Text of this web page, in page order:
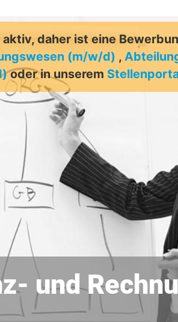
daher ist eine
(m/w/d) ,
oder in unserem
und